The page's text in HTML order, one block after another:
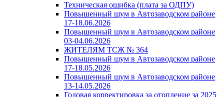
Техническая ошибка (плата за ОДПУ)
Повышенный шум в Автозаводском районе
17-18.06.2026
Повышенный шум в Автозаводском районе
03-04.06.2026
ЖИТЕЛЯМ ТСЖ № 364
Повышенный шум в Автозаводском районе
17-18.05.2026
Повышенный шум в Автозаводском районе
13-14.05.2026
Годовая корректировка за отопление за 2025